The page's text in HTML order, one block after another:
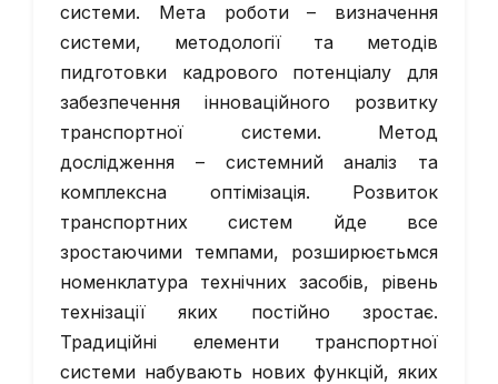
системи. Мета роботи – визначення
системи, методології та методів
пидготовки кадрового потенціалу для
забезпечення інноваційного розвитку
транспортної системи. Метод
дослідження – системний аналіз та
комплексна оптімізація. Розвиток
транспортних систем йде все
зростаючими темпами, розширюєтьмся
номенклатура технічних засобів, рівень
технізації яких постійно зростає.
Традиційні елементи транспортної
системи набувають нових функцій, яких